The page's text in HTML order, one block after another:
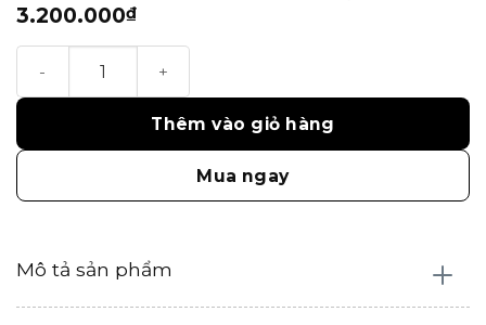
3.200.000₫
Thêm vào giỏ hàng
Mua ngay
Mô tả sản phẩm